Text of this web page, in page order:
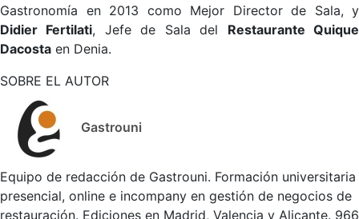
Gastronomía en 2013 como Mejor Director de Sala, y
Didier Fertilati, Jefe de Sala del Restaurante Quique
Dacosta en Denia.
SOBRE EL AUTOR
Gastrouni
Equipo de redacción de Gastrouni. Formación universitaria
presencial, online e incompany en gestión de negocios de
restauración. Ediciones en Madrid, Valencia y Alicante. 966